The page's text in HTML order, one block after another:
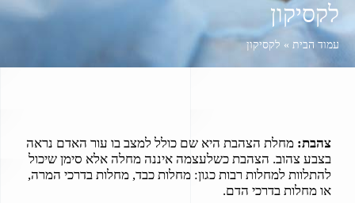
לקסיקון
עמוד הבית » לקסיקון
צהבת: מחלת הצהבת היא שם כולל למצב בו עור האדם נראה
בצבע צהוב. הצהבת כשלעצמה איננה מחלה אלא סימן שיכול
להתלוות למחלות רבות כגון: מחלות כבד, מחלות בדרכי המרה,
או מחלות בדרכי הדם.